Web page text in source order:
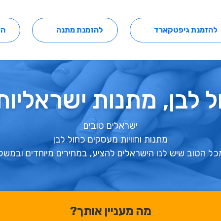
להזמנת גיפטקארד להזמנת מתנה
לבן, מתנות
ישראלים טובים
מתנות וחוויות מעסקים כחול לבן
הטוב שיש לנו הישראלים להציע, במחירים מיוחדים
מה מעניין אותך?